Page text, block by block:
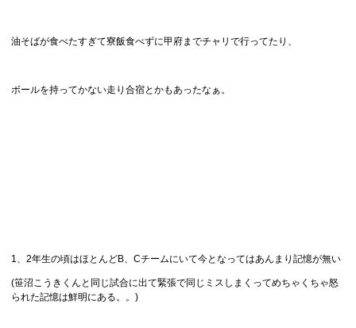
油そばが食べたすぎて寮飯食べずに甲府までチャリで行ってたり、
ボールを持ってかない走り合宿とかもあったなぁ。
1、2年生の頃はほとんどB、Cチームにいて今となってはあんまり記憶が無い
(笹沼こうきくんと同じ試合に出て緊張で同じミスしまくってめちゃくちゃ怒
られた記憶は鮮明にある。。)